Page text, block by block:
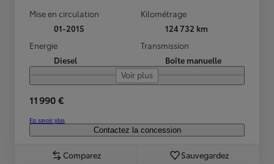
Mise en circulation
01-2015
Kilométrage
124 732 km
Energie
Diesel
Transmission
Boîte manuelle
Voir plus
11 990 €
En savoir plus
Contactez la concession
Comparez Sauvegardez